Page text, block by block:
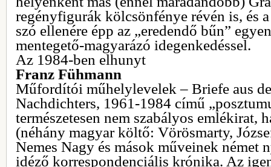
regényfigurák kölcsönfénye révén is, és
szó ellenére épp az „eredendő bűn”
mentegető-magyarázó idegenkedéssel.
Az 1984-ben elhunyt
Franz Fühmann
Műfordítói műhelylevelek – Briefe aus
Nachdichters, 1961-1984 című
természetesen nem szabályos emlékirat,
(néhány magyar költő: Vörösmarty,
Nemes Nagy és mások műveinek német
idéző korrespondenciális krónika. Az